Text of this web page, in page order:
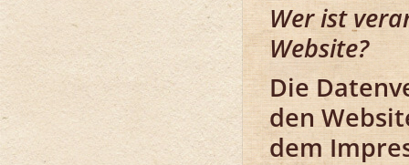
Wer ist
Website?
Die
den
dem